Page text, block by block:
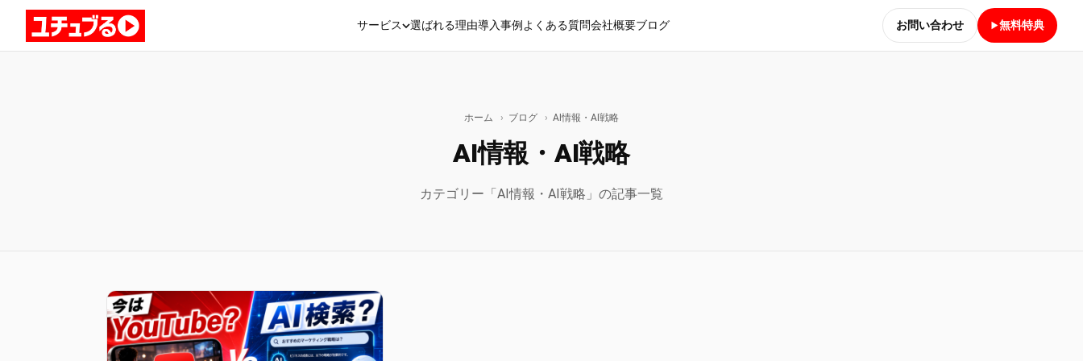
サービス 選ばれる理由導入事例 よくある質問会社概要ブログ お問い合わせ 無料特典
ホーム › ブログ › AI情報・AI戦略
AI情報・AI戦略
カテゴリー「AI情報・AI戦略」の記事一覧